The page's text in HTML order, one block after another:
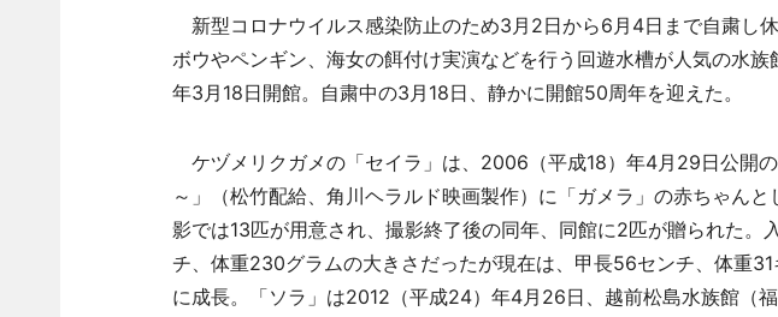
新型コロナウイルス感染防止のため3月2日から6月4日まで自粛し
ボウやペンギン、海女の餌付け実演などを行う回遊水槽が人気の水族
年3月18日開館。自粛中の3月18日、静かに開館50周年を迎えた。
ケヅメリクガメの「セイラ」は、2006（平成18）年4月29日公開
～」（松竹配給、角川ヘラルド映画製作）に「ガメラ」の赤ちゃん
影では13匹が用意され、撮影終了後の同年、同館に2匹が贈られた。
チ、体重230グラムの大きさだったが現在は、甲長56センチ、体重
に成長。「ソラ」は2012（平成24）年4月26日、越前松島水族館（福